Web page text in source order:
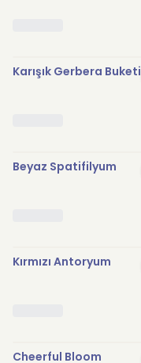
Karışık Gerbera Buketi
Beyaz Spatifilyum
Kırmızı Antoryum
Cheerful Bloom